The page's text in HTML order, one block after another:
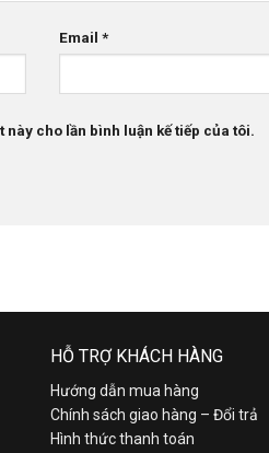
Email*
cho lần bình luận kế tiếp của tôi.
HỖ TRỢ KHÁCH HÀNG
Hướng dẫn mua hàng
Chính sách giao hàng – Đổi trả
Hình thức thanh toán